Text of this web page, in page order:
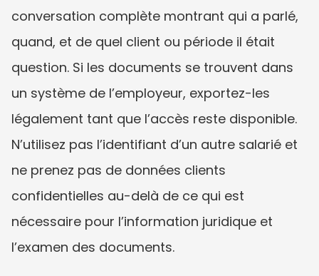
conversation complète montrant qui a parlé,
quand, et de quel client ou période il était
question. Si les documents se trouvent dans
un système de l’employeur, exportez-les
légalement tant que l’accès reste disponible.
N’utilisez pas l’identifiant d’un autre salarié et
ne prenez pas de données clients
confidentielles au-delà de ce qui est
nécessaire pour l’information juridique et
l’examen des documents.